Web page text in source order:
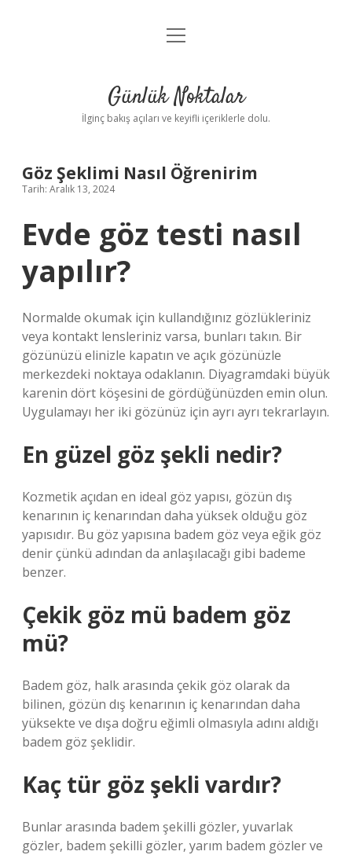
Anasayfa
Yasal Uyarı
menüyü
Günlük Noktalar
İlginç bakış açıları ve keyifli içeriklerle dolu.
Göz Şeklimi Nasıl Öğrenirim
Tarih: Aralık 13, 2024
Evde göz testi nasıl
yapılır?
Normalde okumak için kullandığınız gözlükleriniz
veya kontakt lensleriniz varsa, bunları takın. Bir
gözünüzü elinizle kapatın ve açık gözünüzle
merkezdeki noktaya odaklanın. Diyagramdaki büyük
karenin dört köşesini de gördüğünüzden emin olun.
Uygulamayı her iki gözünüz için ayrı ayrı tekrarlayın.
En güzel göz şekli nedir?
Kozmetik açıdan en ideal göz yapısı, gözün dış
kenarının iç kenarından daha yüksek olduğu göz
yapısıdır. Bu göz yapısına badem göz veya eğik göz
denir çünkü adından da anlaşılacağı gibi bademe
benzer.
Çekik göz mü badem göz
mü?
Badem göz, halk arasında çekik göz olarak da
bilinen, gözün dış kenarının iç kenarından daha
yüksekte ve dışa doğru eğimli olmasıyla adını aldığı
badem göz şeklidir.
Kaç tür göz şekli vardır?
Bunlar arasında badem şekilli gözler, yuvarlak
gözler, badem şekilli gözler, yarım badem gözler ve